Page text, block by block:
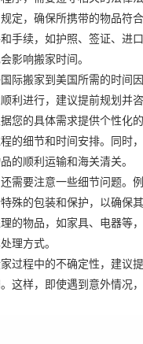
定，确保所携带的物品符
手续，如护照、签证、进
影响搬家时间。
国际搬家到美国所需的时间
利进行，建议提前规划并
您的具体需求提供个性化
的细节和时间安排。同时
的顺利运输和海关清关。
要注意一些细节问题。例
殊的包装和保护，以确保
的物品，如家具、电器等
理方式。
程中的不确定性，建议提
这样，即使遇到意外情况